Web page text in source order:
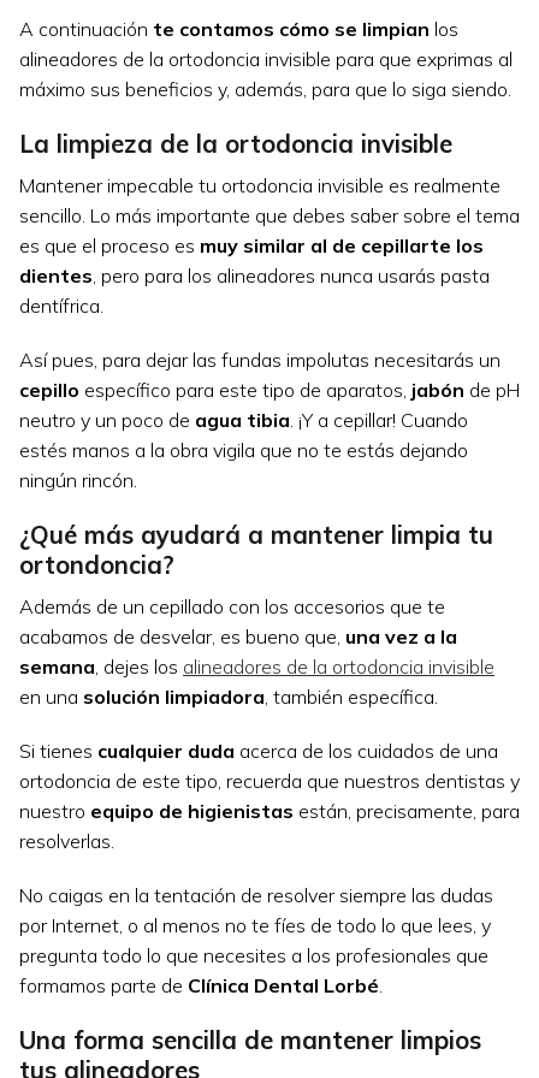
A continuación te contamos cómo se limpian los
alineadores de la ortodoncia invisible para que exprimas al
máximo sus beneficios y, además, para que lo siga siendo.
La limpieza de la ortodoncia invisible
Mantener impecable tu ortodoncia invisible es realmente
sencillo. Lo más importante que debes saber sobre el tema
es que el proceso es muy similar al de cepillarte los
dientes, pero para los alineadores nunca usarás pasta
dentífrica.
Así pues, para dejar las fundas impolutas necesitarás un
cepillo específico para este tipo de aparatos, jabón de pH
neutro y un poco de agua tibia. ¡Y a cepillar! Cuando
estés manos a la obra vigila que no te estás dejando
ningún rincón.
¿Qué más ayudará a mantener limpia tu
ortondoncia?
Además de un cepillado con los accesorios que te
acabamos de desvelar, es bueno que, una vez a la
semana, dejes los alineadores de la ortodoncia invisible
en una solución limpiadora, también específica.
Si tienes cualquier duda acerca de los cuidados de una
ortodoncia de este tipo, recuerda que nuestros dentistas y
nuestro equipo de higienistas están, precisamente, para
resolverlas.
No caigas en la tentación de resolver siempre las dudas
por Internet, o al menos no te fíes de todo lo que lees, y
pregunta todo lo que necesites a los profesionales que
formamos parte de Clínica Dental Lorbé.
Una forma sencilla de mantener limpios
tus alineadores